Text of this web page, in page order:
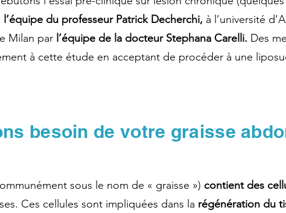
l’équipe du professeur Patrick Decherchi, à l’université
Milan par l’équipe de la docteur Stephana Carelli. Des
à cette étude en acceptant de procéder à une
besoin de votre graisse
sous le nom de « graisse ») contient des
Ces cellules sont impliquées dans la régénération du